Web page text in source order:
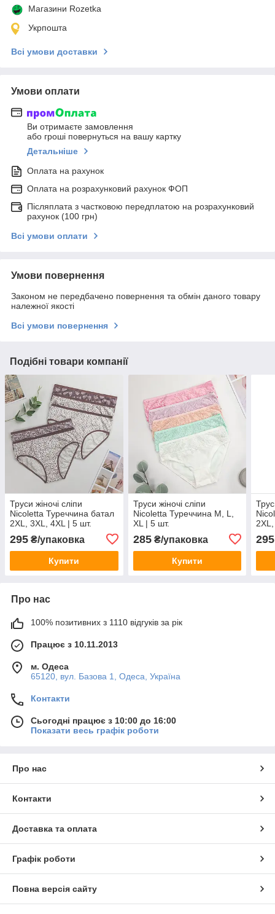
Магазини Rozetka
Укрпошта
Всі умови доставки
Умови оплати
Ви отримаєте замовлення
або гроші повернуться на вашу картку
Детальніше
Оплата на рахунок
Оплата на розрахунковий рахунок ФОП
Післяплата з частковою передплатою на розрахунковий
рахунок (100 грн)
Всі умови оплати
Умови повернення
Законом не передбачено повернення та обмін даного товару
належної якості
Всі умови повернення
Подібні товари компанії
Труси жіночі сліпи
Nicoletta Туреччина батал
2XL, 3XL, 4XL | 5 шт.
295 ₴/упаковка
Купити
Труси жіночі сліпи
Nicoletta Туреччина M, L,
XL | 5 шт.
285₴/упаковка
Купити
295
Про нас
100% позитивних з 1110 відгуків за рік
Працює з 10.11.2013
м. Одеса
65120, вул. Базова 1, Одеса, Україна
Контакти
Сьогодні працює з 10:00 до 16:00
Показати весь графік роботи
Про нас
Контакти
Доставка та оплата
Графік роботи
Повна версія сайту